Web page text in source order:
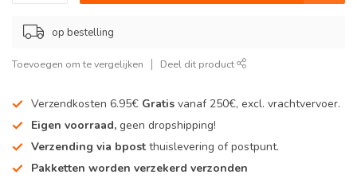
op bestelling
Toevoegen om te vergelijken Deel dit product
Verzendkosten 6.95€ Gratis vanaf 250€, excl. vrachtvervoer.
Eigen voorraad, geen dropshipping!
Verzending via bpost thuislevering of postpunt.
Pakketten worden verzekerd verzonden